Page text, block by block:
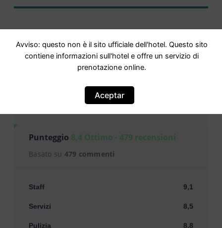
Opinioni
Punteggio 8,4 Ottimo · 479 recensioni
Basato su 479 commenti
Staff 9,1
Servizi 8,5
Pulizia 8,8
Avviso: questo non è il sito ufficiale dell'hotel. Questo sito
contiene informazioni sull'hotel e offre un servizio di
prenotazione online.
Aceptar